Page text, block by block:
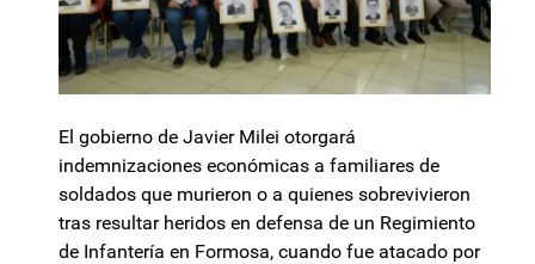
El gobierno de Javier Milei otorgará
indemnizaciones económicas a familiares de
soldados que murieron o a quienes sobrevivieron
tras resultar heridos en defensa de un Regimiento
de Infantería en Formosa, cuando fue atacado por